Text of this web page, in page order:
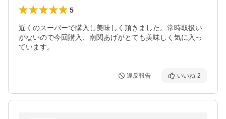
5
近くのスーパーで購入し美味しく頂きました。常時取扱い
がないので今回購入、南関あげがとても美味しく気に入っ
ています。
違反報告 いいね 2